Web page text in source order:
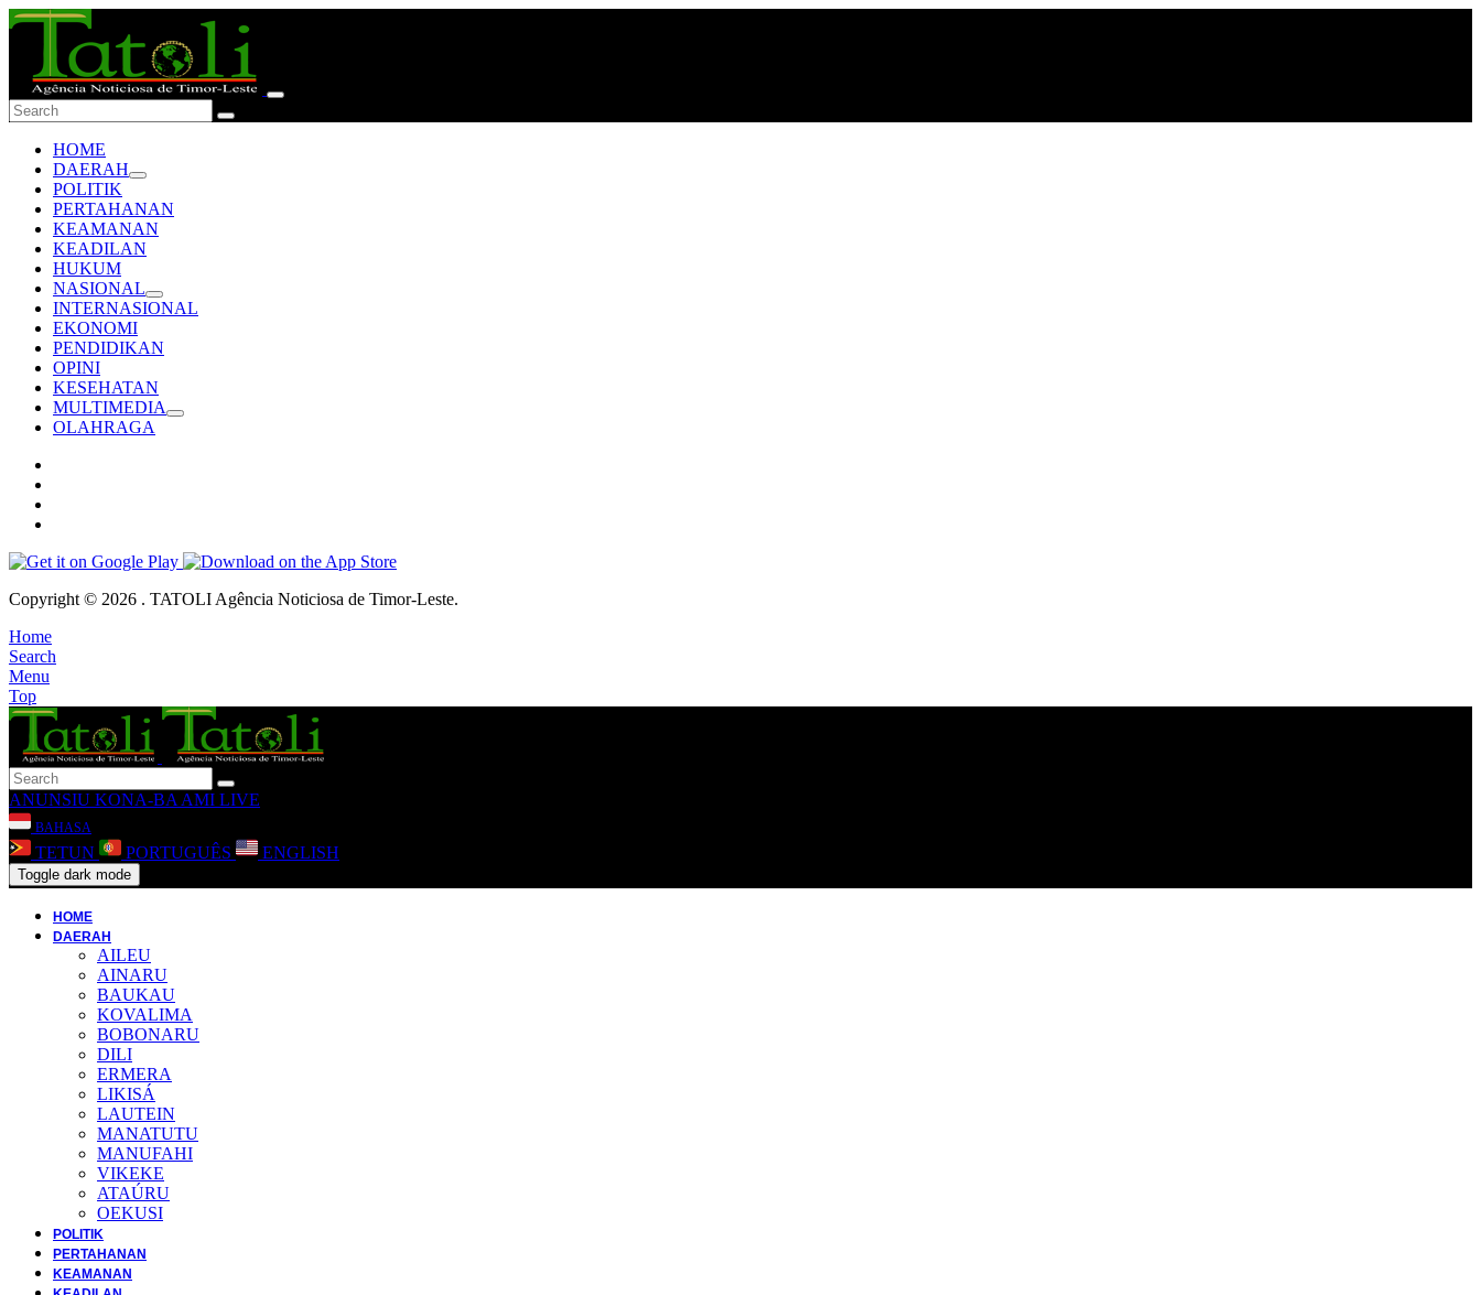
HOME
DAERAH
POLITIK
PERTAHANAN
KEAMANAN
KEADILAN
HUKUM
NASIONAL
INTERNASIONAL
EKONOMI
PENDIDIKAN
OPINI
KESEHATAN
MULTIMEDIA
OLAHRAGA
Copyright © 2026 . TATOLI Agência Noticiosa de Timor-Leste.
Home
Search
Menu
Top
ANUNSIU KONA-BA AMI LIVE
BAHASA
TETUN PORTUGUÊS ENGLISH
Toggle dark mode
HOME
DAERAH
AILEU
AINARU
BAUKAU
KOVALIMA
BOBONARU
DILI
ERMERA
LIKISÁ
LAUTEIN
MANATUTU
MANUFAHI
VIKEKE
ATAÚRU
OEKUSI
POLITIK
PERTAHANAN
KEAMANAN